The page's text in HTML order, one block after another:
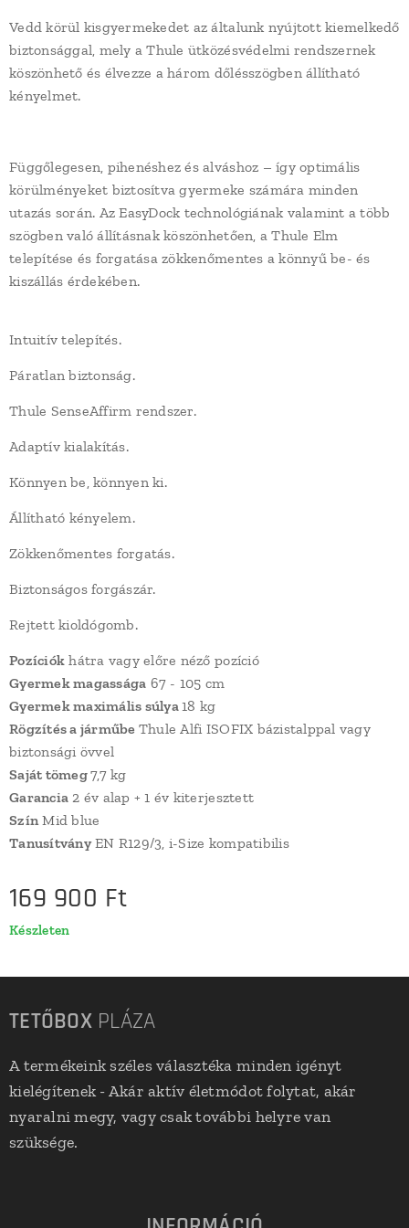
Vedd körül kisgyermekedet az általunk nyújtott kiemelkedő
biztonsággal, mely a Thule ütközésvédelmi rendszernek
köszönhető és élvezze a három dőlésszögben állítható
kényelmet.
Függőlegesen, pihenéshez és alváshoz – így optimális
körülményeket biztosítva gyermeke számára minden
utazás során. Az EasyDock technológiának valamint a több
szögben való állításnak köszönhetően, a Thule Elm
telepítése és forgatása zökkenőmentes a könnyű be- és
kiszállás érdekében.
Intuitív telepítés.
Páratlan biztonság.
Thule SenseAffirm rendszer.
Adaptív kialakítás.
Könnyen be, könnyen ki.
Állítható kényelem.
Zökkenőmentes forgatás.
Biztonságos forgászár.
Rejtett kioldógomb.
Pozíciók hátra vagy előre néző pozíció
Gyermek magassága 67 - 105 cm
Gyermek maximális súlya18 kg
Rögzítés a járműbe Thule Alfi ISOFIX bázistalppal vagy
biztonsági övvel
Saját tömeg7,7 kg
Garancia 2 év alap + 1 év kiterjesztett
SzínMid blue
TanusítványEN R129/3, i-Size kompatibilis
169 900 Ft
Készleten
TETŐBOX PLÁZA
A termékeink széles választéka minden igényt
kielégítenek - Akár aktív életmódot folytat, akár
nyaralni megy, vagy csak további helyre van
szüksége.